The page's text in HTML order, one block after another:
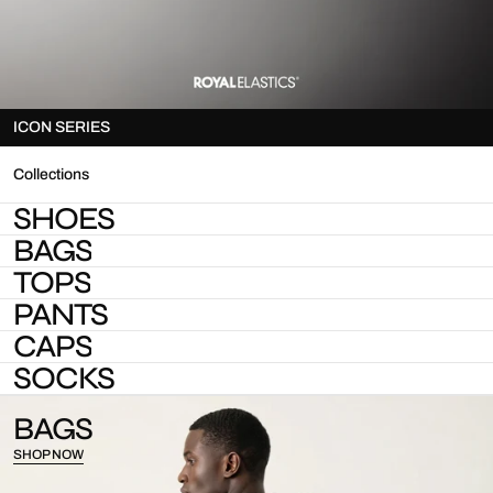
ICON SERIES
Collections
SHOES
BAGS
TOPS
PANTS
CAPS
SOCKS
BAGS
SHOP NOW